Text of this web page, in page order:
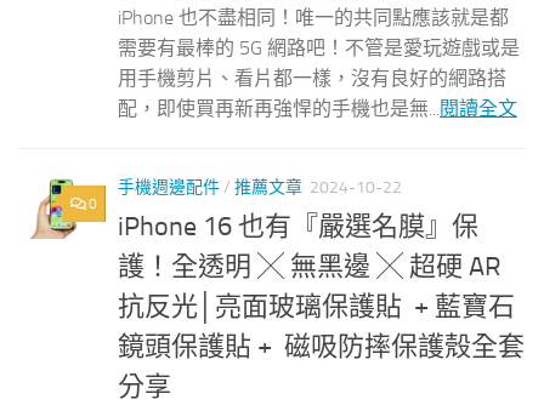
iPhone 也不盡相同！唯一的共同點應該就是都
需要有最棒的 5G 網路吧！不管是愛玩遊戲或是
用手機剪片、看片都一樣，沒有良好的網路搭
配，即使買再新再強悍的手機也是無...閱讀全文
0
手機週邊配件/ 推薦文章 2024-10-22
iPhone 16 也有『嚴選名膜』保
護！全透明 ╳ 無黑邊 ╳ 超硬 AR
抗反光│亮面玻璃保護貼 + 藍寶石
鏡頭保護貼 + 磁吸防摔保護殼全套
分享